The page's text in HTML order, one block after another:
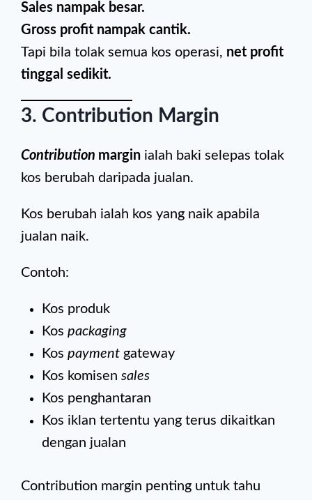
Sales nampak besar.
Gross profit nampak cantik.
Tapi bila tolak semua kos operasi, net profit
tinggal sedikit.
3. Contribution Margin
Contribution margin ialah baki selepas tolak
kos berubah daripada jualan.
Kos berubah ialah kos yang naik apabila
jualan naik.
Contoh:
Kos produk
Kos packaging
Kos payment gateway
Kos komisen sales
Kos penghantaran
Kos iklan tertentu yang terus dikaitkan
dengan jualan
Contribution margin penting untuk tahu